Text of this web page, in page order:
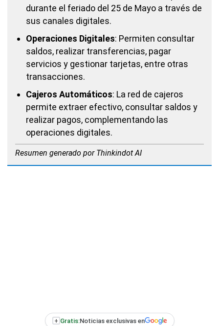
durante el feriado del 25 de Mayo a través de
sus canales digitales.
Operaciones Digitales: Permiten consultar
saldos, realizar transferencias, pagar
servicios y gestionar tarjetas, entre otras
transacciones.
Cajeros Automáticos: La red de cajeros
permite extraer efectivo, consultar saldos y
realizar pagos, complementando las
operaciones digitales.
Resumen generado por Thinkindot AI
+ Gratis:Noticias exclusivas en